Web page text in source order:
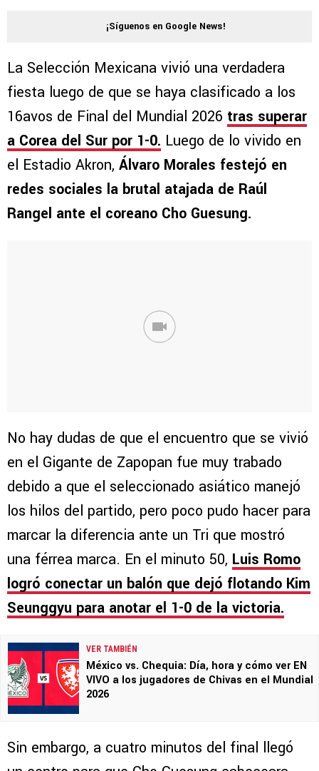
¡Síguenos en Google News!
La Selección Mexicana vivió una verdadera
fiesta luego de que se haya clasificado a los
16avos de Final del Mundial 2026 tras superar
a Corea del Sur por 1-0. Luego de lo vivido en
el Estadio Akron, Álvaro Morales festejó en
redes sociales la brutal atajada de Raúl
Rangel ante el coreano Cho Guesung.
No hay dudas de que el encuentro que se vivió
en el Gigante de Zapopan fue muy trabado
debido a que el seleccionado asiático manejó
los hilos del partido, pero poco pudo hacer para
marcar la diferencia ante un Tri que mostró
una férrea marca. En el minuto 50, Luis Romo
logró conectar un balón que dejó flotando Kim
Seunggyu para anotar el 1-0 de la victoria.
VER TAMBIÉN
México vs. Chequia: Día, hora y cómo ver EN
VIVO a los jugadores de Chivas en el Mundial
2026
Sin embargo, a cuatro minutos del final llegó